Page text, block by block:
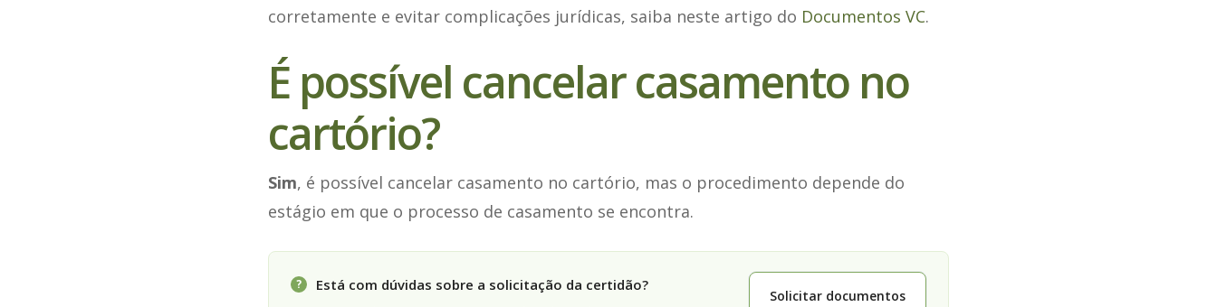
corretamente e evitar complicações jurídicas, saiba neste artigo do Documentos VC.
É possível cancelar casamento no
cartório?
Sim, é possível cancelar casamento no cartório, mas o procedimento depende do
estágio em que o processo de casamento se encontra.
? Está com dúvidas sobre a solicitação da certidão?
Solicitar documentos